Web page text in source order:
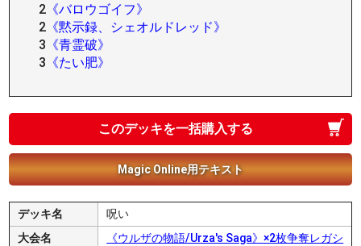
2 《バロウゴイフ》
2 《黙示録、シェオルドレッド》
3 《青霊破》
3 《たい肥》
このデッキを一括購入する
Magic Online用テキスト
デッキ名
呪い
大会名
《ウルザの物語/Urza's Saga》×2枚争奪レガシ